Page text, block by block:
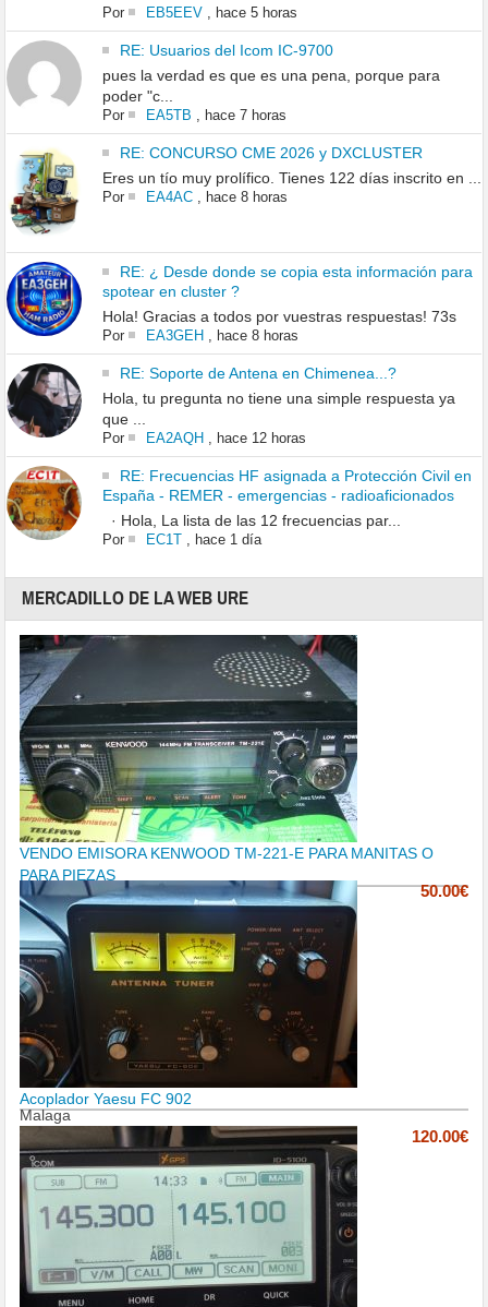
Por EB5EEV, hace 5 horas
RE: Usuarios del Icom IC-9700
pues la verdad es que es una pena, porque para
poder "c...
Por EA5TB hace 7 horas
RE: CONCURSO CME 2026 y DXCLUSTER
Eres un tío muy prolífico. Tienes 122 días inscrito en ...
Por EA4AC, hace 8 horas
RE: ¿ Desde donde se copia esta información para
spotear en cluster ?
Hola! Gracias a todos por vuestras respuestas! 73s
Por EA3GEH, hace 8 horas
RE: Soporte de Antena en Chimenea...?
Hola, tu pregunta no tiene una simple respuesta ya
que ...
Por EA2AQH, hace 12 horas
RE: Frecuencias HF asignada a Protección Civil en
España - REMER - emergencias - radioaficionados
· Hola, La lista de las 12 frecuencias par...
Por EC1T, hace 1 día
MERCADILLO DE LA WEB URE
VENDO EMISORA KENWOOD TM-221-E PARA MANITAS O
PARA PIEZAS
50.00€
Acoplador Yaesu FC 902
Malaga
120.00€